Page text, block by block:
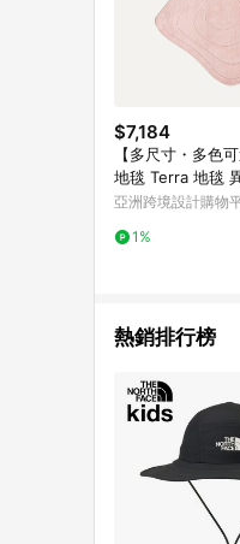
$7,184
【多尺寸・多色
地毯 Terra 地毯
亞洲跨境設計購物
1%
熱銷排行榜